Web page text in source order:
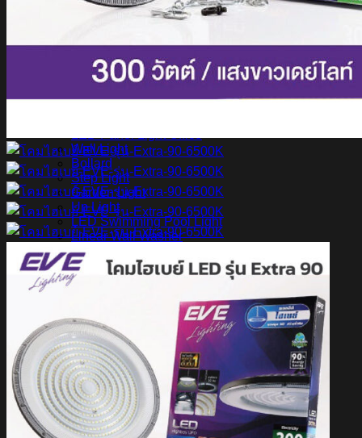
หลอดไฟ LED MEGAMAN
สินค้า Lighting
LED Linear
LED Ribbon
Wall Light
Bollard
Step Light
Garden Light
Up Light
LED Swimming Pool Light
Linear Wall Washer
Post Lamp
High Bay
Streetlight
Floodlight Solar Cell
ผลงาน
Article
Contact Us